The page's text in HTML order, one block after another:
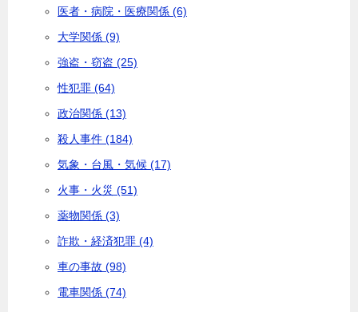
医者・病院・医療関係 (6)
大学関係 (9)
強盗・窃盗 (25)
性犯罪 (64)
政治関係 (13)
殺人事件 (184)
気象・台風・気候 (17)
火事・火災 (51)
薬物関係 (3)
詐欺・経済犯罪 (4)
車の事故 (98)
電車関係 (74)